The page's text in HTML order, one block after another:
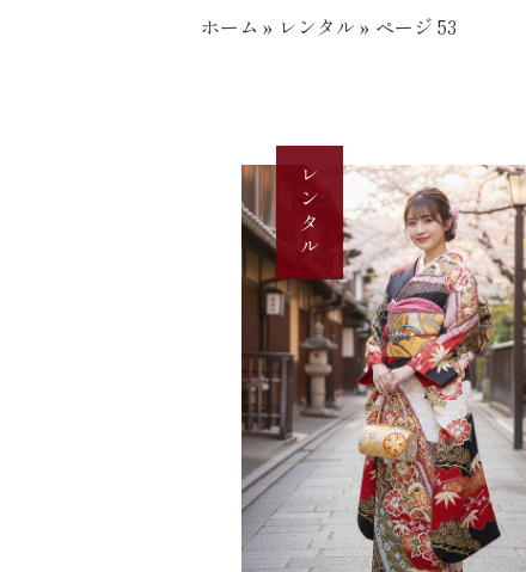
ホーム » レンタル » ページ 53
レンタル